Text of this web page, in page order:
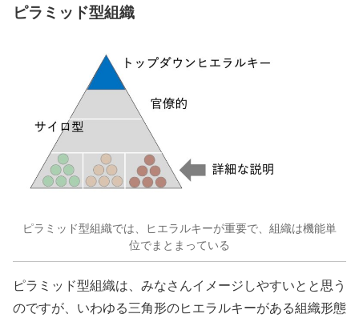
ピラミッド型組織
ピラミッド型組織では、ヒエラルキーが重要で、組織は機能単
位でまとまっている
ピラミッド型組織は、みなさんイメージしやすいとと思う
のですが、いわゆる三角形のヒエラルキーがある組織形態